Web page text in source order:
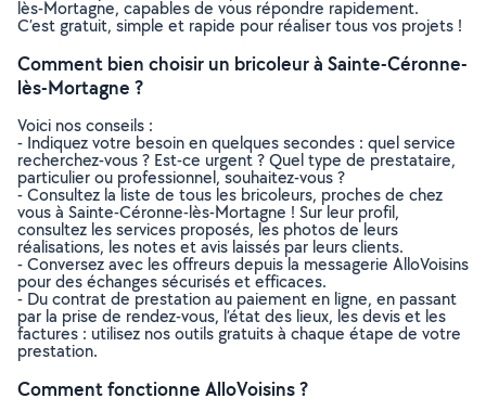
lès-Mortagne, capables de vous répondre rapidement.
C’est gratuit, simple et rapide pour réaliser tous vos projets !
Comment bien choisir un bricoleur à Sainte-Céronne-
lès-Mortagne ?
Voici nos conseils :
- Indiquez votre besoin en quelques secondes : quel service
recherchez-vous ? Est-ce urgent ? Quel type de prestataire,
particulier ou professionnel, souhaitez-vous ?
- Consultez la liste de tous les bricoleurs, proches de chez
vous à Sainte-Céronne-lès-Mortagne ! Sur leur profil,
consultez les services proposés, les photos de leurs
réalisations, les notes et avis laissés par leurs clients.
- Conversez avec les offreurs depuis la messagerie AlloVoisins
pour des échanges sécurisés et efficaces.
- Du contrat de prestation au paiement en ligne, en passant
par la prise de rendez-vous, l’état des lieux, les devis et les
factures : utilisez nos outils gratuits à chaque étape de votre
prestation.
Comment fonctionne AlloVoisins ?